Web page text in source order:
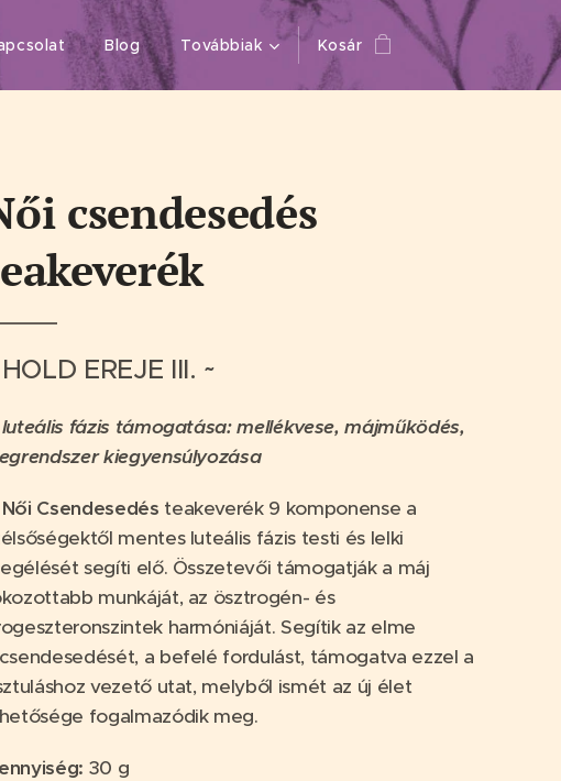
Blog Továbbiak Kosár
csendesedés
EREJE III. ~
fázis támogatása: mellékvese, májműködés,
kiegyensúlyozása
Női Csendesedés teakeverék 9 komponense a
mentes luteális fázis testi és lelki
segíti elő. Összetevői támogatják a máj
munkáját, az ösztrogén- és
harmóniáját. Segítik az elme
a befelé fordulást, támogatva ezzel a
vezető utat, melyből ismét az új élet
fogalmazódik meg.
: 30 g